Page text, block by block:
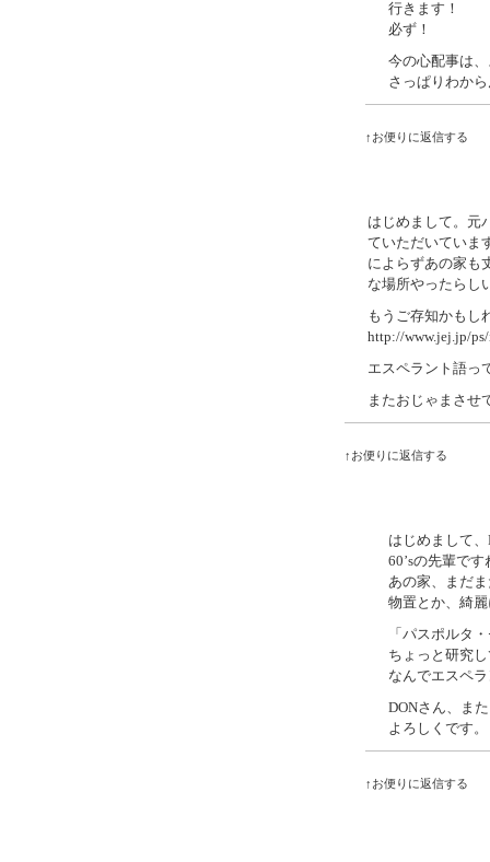
行きます！
必ず！
今の心配事は
さっぱりわか
↑お便りに返信する
はじめまして。元
ていただいていま
によらずあの家も
な場所やったらし
もうご存知かもし
http://www.jej.jp/
エスペラント語っ
またおじゃまさせ
↑お便りに返信する
はじめまして
60’sの先輩です
あの家、まだ
物置とか、綺
「パスポルタ
ちょっと研究
なんでエスペ
DONさん、ま
よろしくです。
↑お便りに返信する